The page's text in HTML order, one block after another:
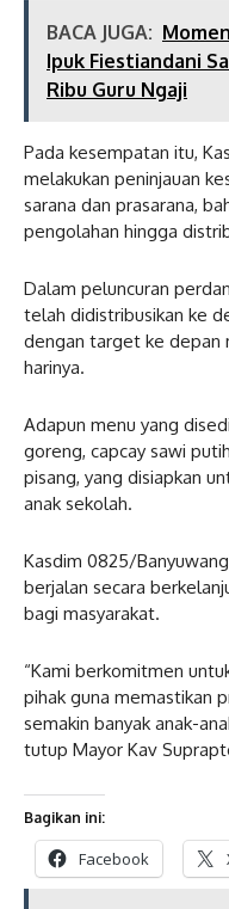
BACA JUGA:
Ipuk Fiestiandani
Ribu Guru Ngaji
Pada kesempatan itu,
melakukan peninjauan
sarana dan prasarana,
pengolahan hingga
Dalam peluncuran
telah didistribusikan ke
dengan target ke depan
harinya.
Adapun menu yang
goreng, capcay sawi
pisang, yang disiapkan
anak sekolah.
Kasdim 0825/
berjalan secara
bagi masyarakat.
“Kami berkomitmen
pihak guna memastikan
semakin banyak anak-
tutup Mayor Kav
Bagikan ini:
Facebook